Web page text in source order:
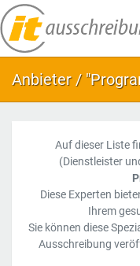
Anbieter /
Auf dieser Liste
(Dienstleister
Diese Experten
Ihrem
Sie können diese
Ausschreibung